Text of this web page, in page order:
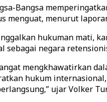
Bangsa
menguat, menurut
hukuman mati,
sebagai negara
mengkhawatirkan
hukum
ujar Volker